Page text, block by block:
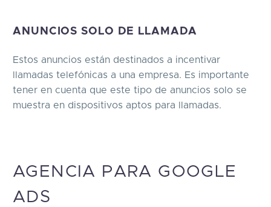
ANUNCIOS SOLO DE LLAMADA
Estos anuncios están destinados a incentivar
llamadas telefónicas a una empresa. Es importante
tener en cuenta que este tipo de anuncios solo se
muestra en dispositivos aptos para llamadas.
AGENCIA PARA GOOGLE
ADS